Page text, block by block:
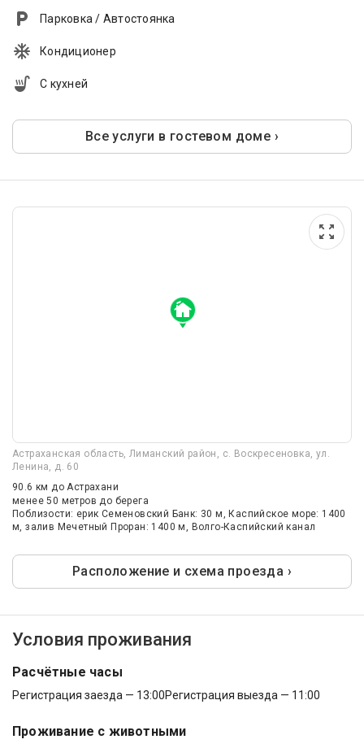
Парковка / Автостоянка
Кондиционер
С кухней
Все услуги в гостевом доме ›
Астраханская область, Лиманский район, с. Воскресеновка, ул.
Ленина, д. 60
90.6 кмдо Астрахани
менее 50 метров до берега
Поблизости: ерик Семеновский Банк: 30 м, Каспийское море: 1400
м, залив Мечетный Проран: 1400 м, Волго-Каспийский канал
Расположение и схема проезда ›
Условия проживания
Расчётные часы
Регистрация заезда — 13:00Регистрация выезда — 11:00
Проживание с животными